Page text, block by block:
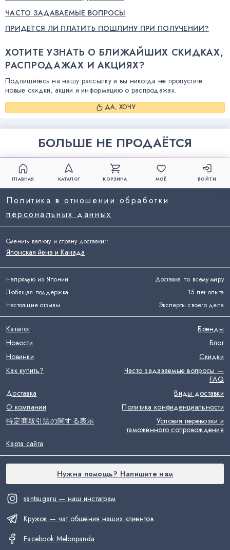
ЧАСТО ЗАДАВАЕМЫЕ ВОПРОСЫ
ПРИДЕТСЯ ЛИ ПЛАТИТЬ ПОШЛИНУ ПРИ ПОЛУЧЕНИИ?
ХОТИТЕ УЗНАТЬ О БЛИЖАЙШИХ СКИДКАХ,
РАСПРОДАЖАХ И АКЦИЯХ?
Подпишитесь на нашу рассылку и вы никогда не пропустите
новые скидки, акции и информацию о распродажах.
ДА, ХОЧУ
БОЛЬШЕ НЕ ПРОДАЁТСЯ
ГЛАВНАЯ КАТАЛОГ КОРЗИНА МОЁ ВОЙТИ
Напрямую из Японии
Доставка по всему миру
Любящая поддержка
15 лет опыта
Настоящие отзывы
Эксперты своего дела
santsugaru — наш инстаграм
Кружок — чат общения наших клиентов
Facebook Melonpanda
Политика в отношении обработки
персональных данных
Каталог
Бренды
Новости
Блог
Новинки
Скидки
Как купить?
Часто задаваемые вопросы —
FAQ
Доставка
Виды доставки
О компании
Политика конфиденциальности
特定商取引法の関する表示
Условия перевозки и
таможенного сопровождения
Карта сайта
Сменить валюту и страну доставки::
Японская йена и Канада
Нужна помощь? Напишите нам